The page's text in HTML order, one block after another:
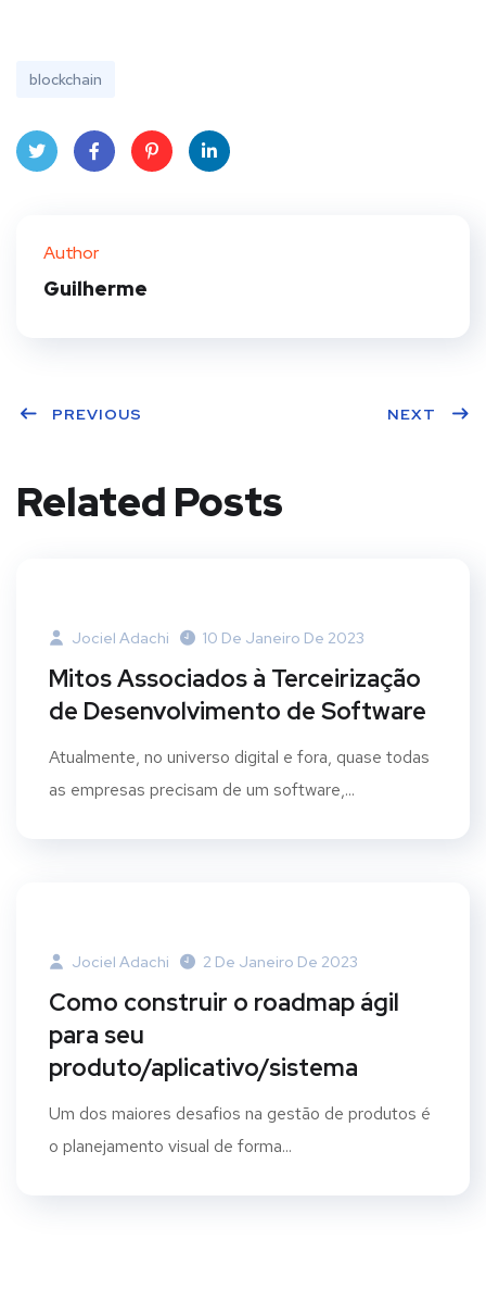
blockchain
Author
Guilherme
PREVIOUS NEXT
Related Posts
Jociel Adachi 10 De Janeiro De 2023
Mitos Associados à Terceirização
de Desenvolvimento de Software
Atualmente, no universo digital e fora, quase todas
as empresas precisam de um software,...
Jociel Adachi 2 De Janeiro De 2023
Como construir o roadmap ágil
para seu
produto/aplicativo/sistema
Um dos maiores desafios na gestão de produtos é
o planejamento visual de forma...